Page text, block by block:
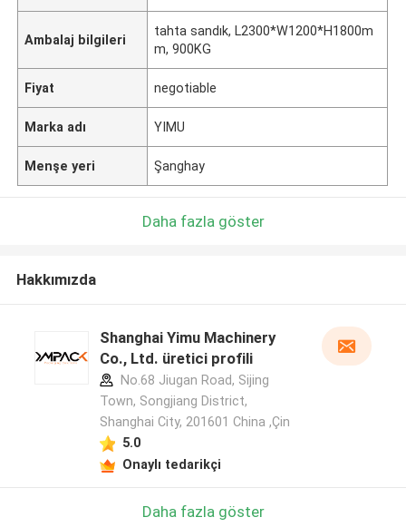
Ambalaj bilgileri
tahta sandık, L2300*W1200*H1800m
m, 900KG
Fiyat negotiable
Marka adı YIMU
Menşe yeri Şanghay
Daha fazla göster
Hakkımızda
Shanghai Yimu Machinery
Co., Ltd. üretici profili
No.68 Jiugan Road, Sijing
Town, Songjiang District,
Shanghai City, 201601 China ,Çin
5.0
Onaylı tedarikçi
Daha fazla göster